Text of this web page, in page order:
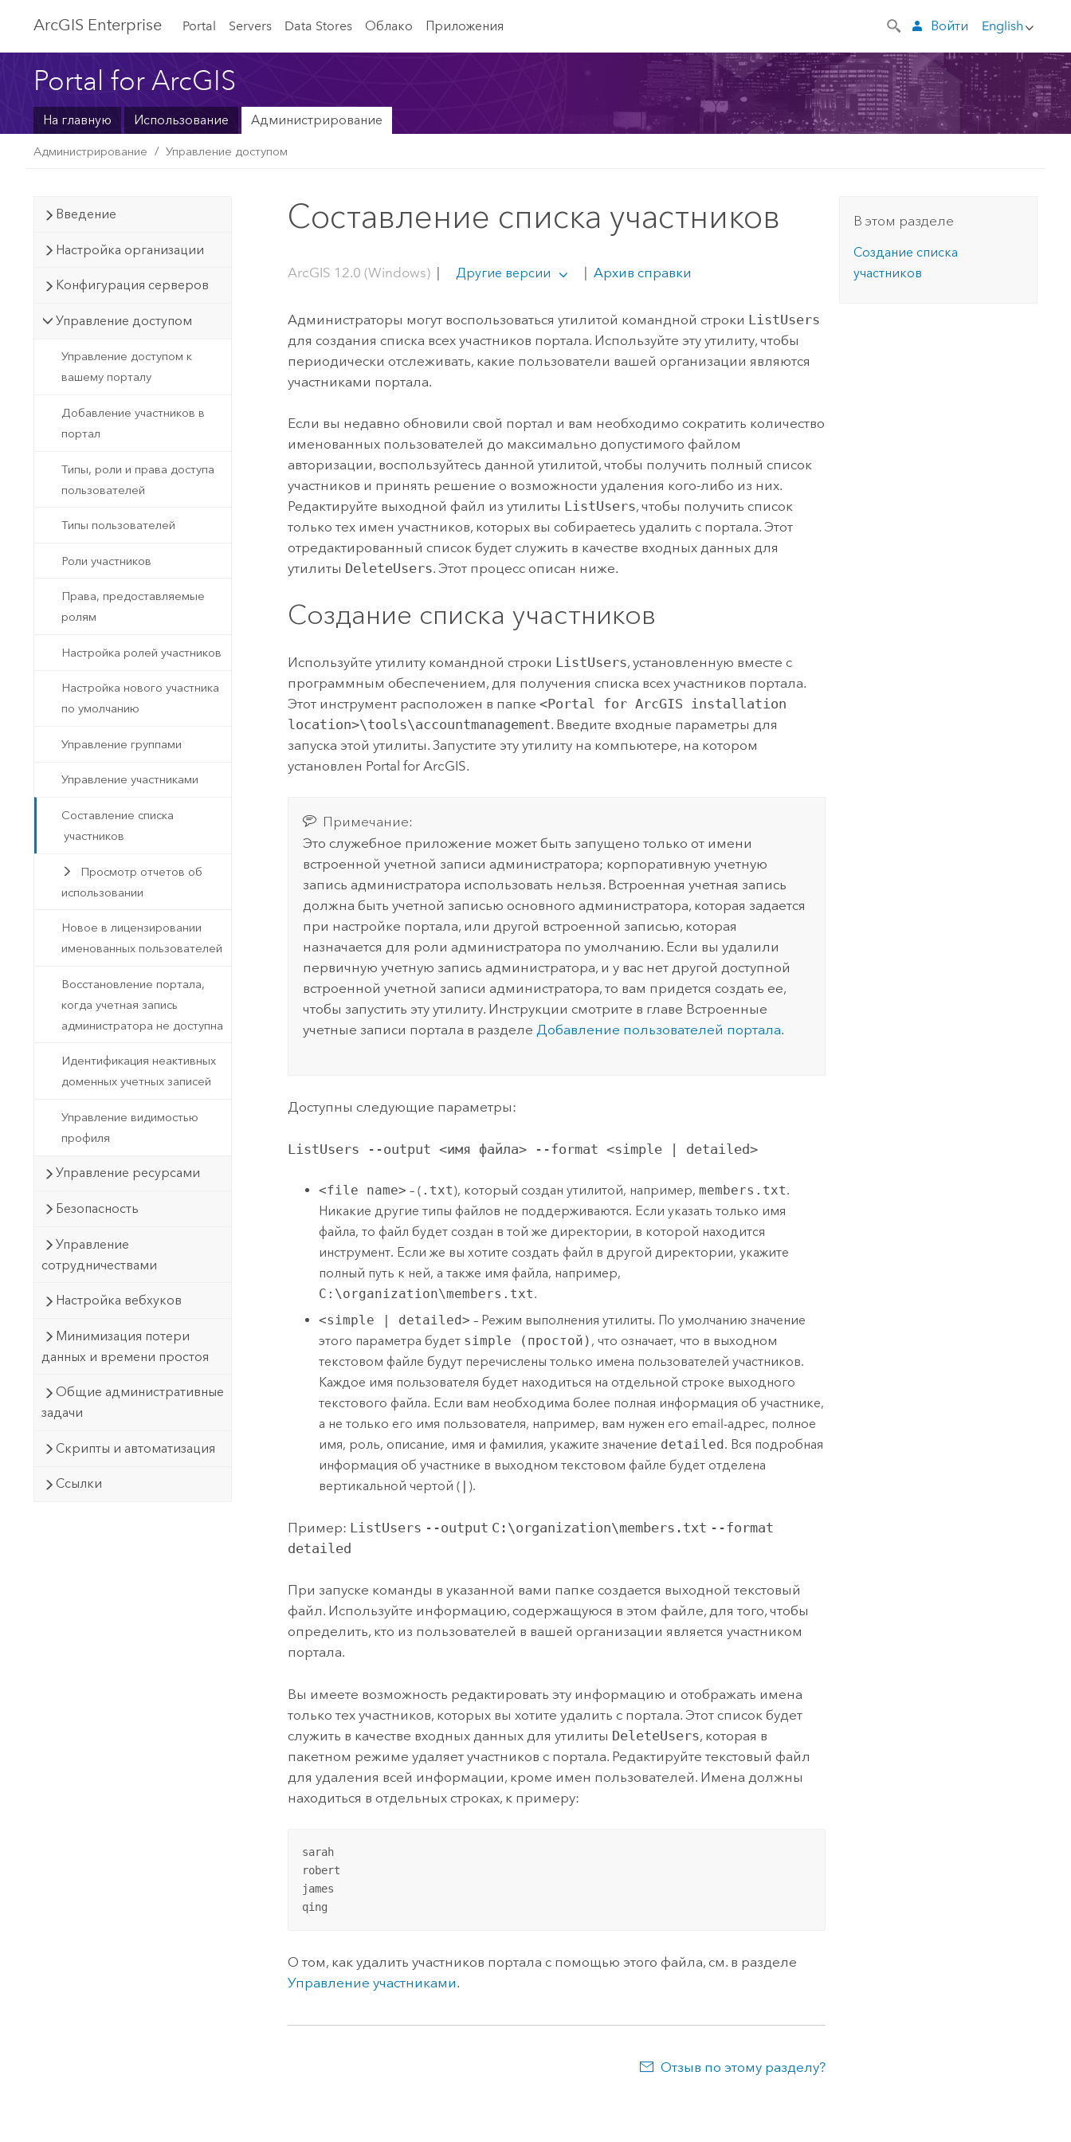
ArcGIS Enterprise Portal Servers Data Stores Облако Приложения English
Войти
Portal for ArcGIS
На главную Использование Администрирование
Администрирование Управление доступом
Введение
Настройка организации
Конфигурация серверов
Управление доступом
Управление доступом к
вашему порталу
Добавление участников в
портал
Типы, роли и права доступа
пользователей
Типы пользователей
Роли участников
Права, предоставляемые
ролям
Настройка ролей участников
Настройка нового участника
по умолчанию
Управление группами
Управление участниками
Составление списка
участников
Просмотр отчетов об
использовании
Новое в лицензировании
именованных пользователей
Восстановление портала,
когда учетная запись
администратора не доступна
Идентификация неактивных
доменных учетных записей
Управление видимостью
профиля
Управление ресурсами
Безопасность
Управление
сотрудничествами
Настройка вебхуков
Минимизация потери
данных и времени простоя
Общие административные
задачи
Скрипты и автоматизация
Ссылки
Составление списка участников
ArcGIS 12.0 (Windows) | Другие версии | Архив справки
Администраторы могут воспользоваться утилитой командной строки ListUsers
для создания списка всех участников портала. Используйте эту утилиту, чтобы
периодически отслеживать, какие пользователи вашей организации являются
участниками портала.
Если вы недавно обновили свой портал и вам необходимо сократить количество
именованных пользователей до максимально допустимого файлом
авторизации, воспользуйтесь данной утилитой, чтобы получить полный список
участников и принять решение о возможности удаления кого-либо из них.
Редактируйте выходной файл из утилиты ListUsers, чтобы получить список
только тех имен участников, которых вы собираетесь удалить с портала. Этот
отредактированный список будет служить в качестве входных данных для
утилиты DeleteUsers. Этот процесс описан ниже.
Создание списка участников
Используйте утилиту командной строки ListUsers, установленную вместе с
программным обеспечением, для получения списка всех участников портала.
Этот инструмент расположен в папке<Portal for ArcGIS installation
location>\tools\accountmanagement. Введите входные параметры для
запуска этой утилиты. Запустите эту утилиту на компьютере, на котором
установлен Portal for ArcGIS.
Примечание:
Это служебное приложение может быть запущено только от имени
встроенной учетной записи администратора; корпоративную учетную
запись администратора использовать нельзя. Встроенная учетная запись
должна быть учетной записью основного администратора, которая задается
при настройке портала, или другой встроенной записью, которая
назначается для роли администратора по умолчанию. Если вы удалили
первичную учетную запись администратора, и у вас нет другой доступной
встроенной учетной записи администратора, то вам придется создать ее,
чтобы запустить эту утилиту. Инструкции смотрите в главе Встроенные
учетные записи портала в разделе Добавление пользователей портала.
Доступны следующие параметры:
ListUsers --output <имя файла> --format <simple | detailed>
<file name> – ( .txt), который создан утилитой, например, members.txt.
Никакие другие типы файлов не поддерживаются. Если указать только имя
файла, то файл будет создан в той же директории, в которой находится
инструмент. Если же вы хотите создать файл в другой директории, укажите
полный путь к ней, а также имя файла, например,
C:\organization\members.txt.
<simple | detailed> – Режим выполнения утилиты. По умолчанию значение
этого параметра будет simple (простой) , что означает, что в выходном
текстовом файле будут перечислены только имена пользователей участников.
Каждое имя пользователя будет находиться на отдельной строке выходного
текстового файла. Если вам необходима более полная информация об участнике,
а не только его имя пользователя, например, вам нужен его email-адрес, полное
имя, роль, описание, имя и фамилия, укажите значение detailed. Вся подробная
информация об участнике в выходном текстовом файле будет отделена
вертикальной чертой ( | ).
Пример: ListUsers --output C:\organization\members.txt --format
detailed
При запуске команды в указанной вами папке создается выходной текстовый
файл. Используйте информацию, содержащуюся в этом файле, для того, чтобы
определить, кто из пользователей в вашей организации является участником
портала.
Вы имеете возможность редактировать эту информацию и отображать имена
только тех участников, которых вы хотите удалить с портала. Этот список будет
служить в качестве входных данных для утилиты DeleteUsers, которая в
пакетном режиме удаляет участников с портала. Редактируйте текстовый файл
для удаления всей информации, кроме имен пользователей. Имена должны
находиться в отдельных строках, к примеру:
sarah
robert
james
qing
О том, как удалить участников портала с помощью этого файла, см. в разделе
Управление участниками.
Отзыв по этому разделу?
В этом разделе
Создание списка
участников